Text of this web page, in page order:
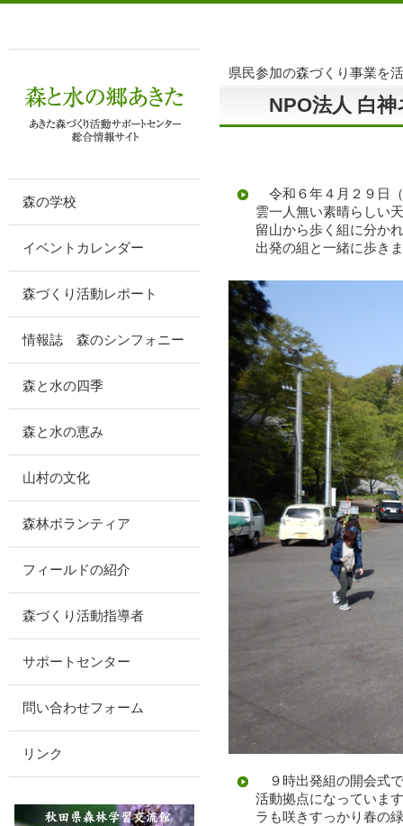
森の学校
イベントカレンダー
森づくり活動レポート
情報誌 森のシンフォニー
森と水の四季
森と水の恵み
山村の文化
森林ボランティア
フィールドの紹介
森づくり活動指導者
サポートセンター
問い合わせフォーム
リンク
県民参加の森づくり事業を
NPO法人 白
令和６年４月２９日
雲一人無い素晴らしい
留山から歩く組に分か
出発の組と一緒に歩き
９時出発組の開会式
活動拠点になっていま
ラも咲きすっかり春の